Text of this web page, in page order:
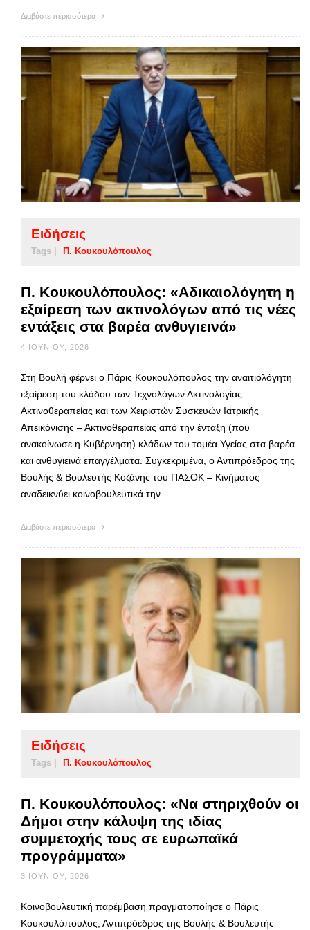
Διαβάστε περισσότερα
Ειδήσεις
Tags | Π. Κουκουλόπουλος
Π. Κουκουλόπουλος: «Αδικαιολόγητη η
εξαίρεση των ακτινολόγων από τις νέες
εντάξεις στα βαρέα ανθυγιεινά»
4 ΙΟΥΝΊΟΥ, 2026
Στη Βουλή φέρνει ο Πάρις Κουκουλόπουλος την αναιτιολόγητη
εξαίρεση του κλάδου των Τεχνολόγων Ακτινολογίας –
Ακτινοθεραπείας και των Χειριστών Συσκευών Ιατρικής
Απεικόνισης – Ακτινοθεραπείας από την ένταξη (που
ανακοίνωσε η Κυβέρνηση) κλάδων του τομέα Υγείας στα βαρέα
και ανθυγιεινά επαγγέλματα. Συγκεκριμένα, ο Αντιπρόεδρος της
Βουλής & Βουλευτής Κοζάνης του ΠΑΣΟΚ – Κινήματος
αναδεικνύει κοινοβουλευτικά την …
Διαβάστε περισσότερα
Ειδήσεις
Tags | Π. Κουκουλόπουλος
Π. Κουκουλόπουλος: «Να στηριχθούν οι
Δήμοι στην κάλυψη της ιδίας
συμμετοχής τους σε ευρωπαϊκά
προγράμματα»
3 ΙΟΥΝΊΟΥ, 2026
Κοινοβουλευτική παρέμβαση πραγματοποίησε ο Πάρις
Κουκουλόπουλος, Αντιπρόεδρος της Βουλής & Βουλευτής